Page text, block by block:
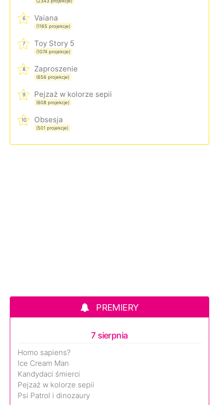
6 Vaiana
(1165 projekcje)
7 Toy Story 5
(1074 projekcje)
8 Zaproszenie
(656 projekcje)
9 Pejzaż w kolorze sepii
(608 projekcje)
10 Obsesja
(501 projekcje)
PREMIERY
7 sierpnia
Homo sapiens?
Ice Cream Man
Kandydaci śmierci
Pejzaż w kolorze sepii
Psi Patrol i dinozaury